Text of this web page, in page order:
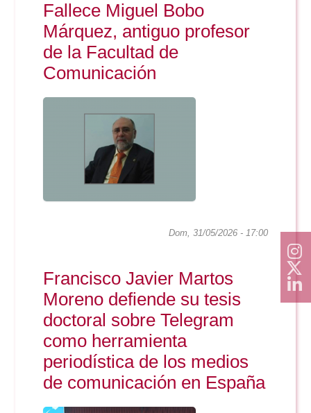
Fallece Miguel Bobo
Márquez, antiguo profesor
de la Facultad de
Comunicación
Dom, 31/05/2026 - 17:00
Francisco Javier Martos
Moreno defiende su tesis
doctoral sobre Telegram
como herramienta
periodística de los medios
de comunicación en España